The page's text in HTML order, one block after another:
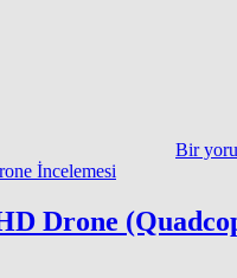
Bir
Drone